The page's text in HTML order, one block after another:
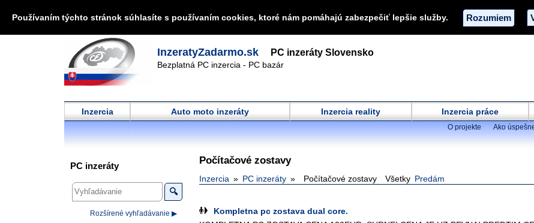
Používaním týchto stránok súhlasíte s používaním cookies, ktoré nám pomáhajú zabezpečiť lepšie služby. Rozumiem
InzeratyZadarmo.sk PC inzeráty Slovensko
Bezplatná PC inzercia - PC bazár
Inzercia Auto moto inzeráty Inzercia reality Inzercia práce
O projekte Ako
Počítačové zostavy
Inzercia PC inzeráty Počítačové zostavy Všetky Predám
Kompletna pc zostava dual core.
PC inzeráty
🔍
Rozšírené vyhľadávanie ▶